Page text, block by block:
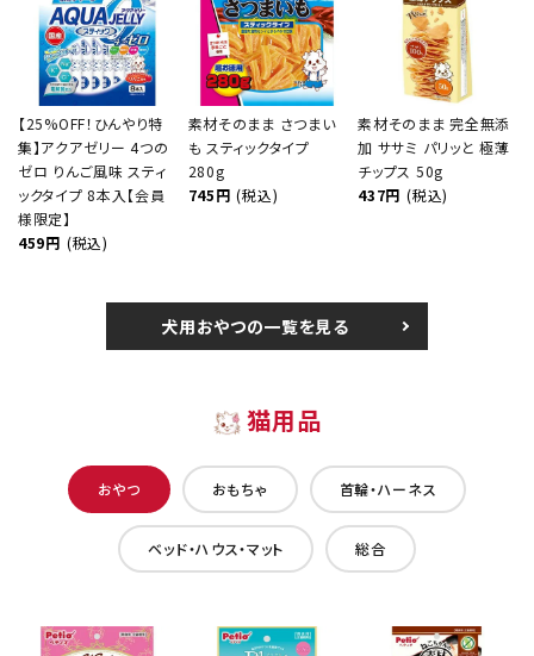
【25%OFF！ひんやり特
集】アクアゼリー 4つの
ゼロ りんご風味 スティ
ックタイプ 8本入【会員
様限定】
459円 (税込)
素材そのまま さつまい
も スティックタイプ
280g
745円 (税込)
素材そのまま 完全無添
加 ササミ パリッと 極薄
チップス 50g
437円 (税込)
犬用おやつの一覧を見る
猫用品
おやつ おもちゃ 首輪・ハーネス
ベッド・ハウス・マット 総合